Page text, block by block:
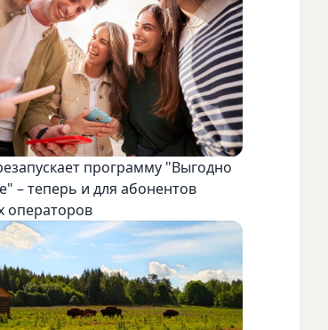
программу "Выгодно
– теперь и для абонентов
операторов